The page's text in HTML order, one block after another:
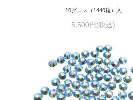
10グロス（1440粒）入
5,500円(税込)